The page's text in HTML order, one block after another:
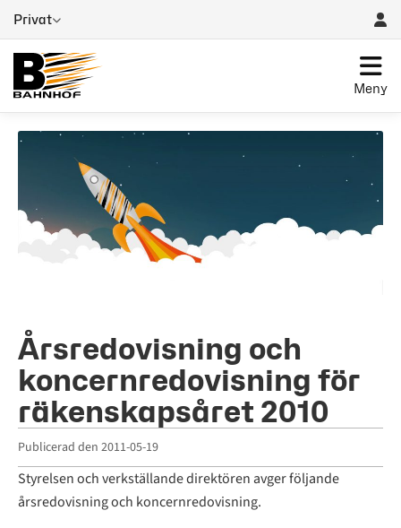
Privat
Meny
Årsredovisning och
koncernredovisning för
räkenskapsåret 2010
Publicerad den 2011-05-19
Styrelsen och verkställande direktören avger följande
årsredovisning och koncernredovisning.